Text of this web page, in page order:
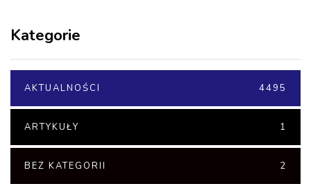
Kategorie
AKTUALNOŚCI 4495
ARTYKUŁY 1
BEZ KATEGORII 2